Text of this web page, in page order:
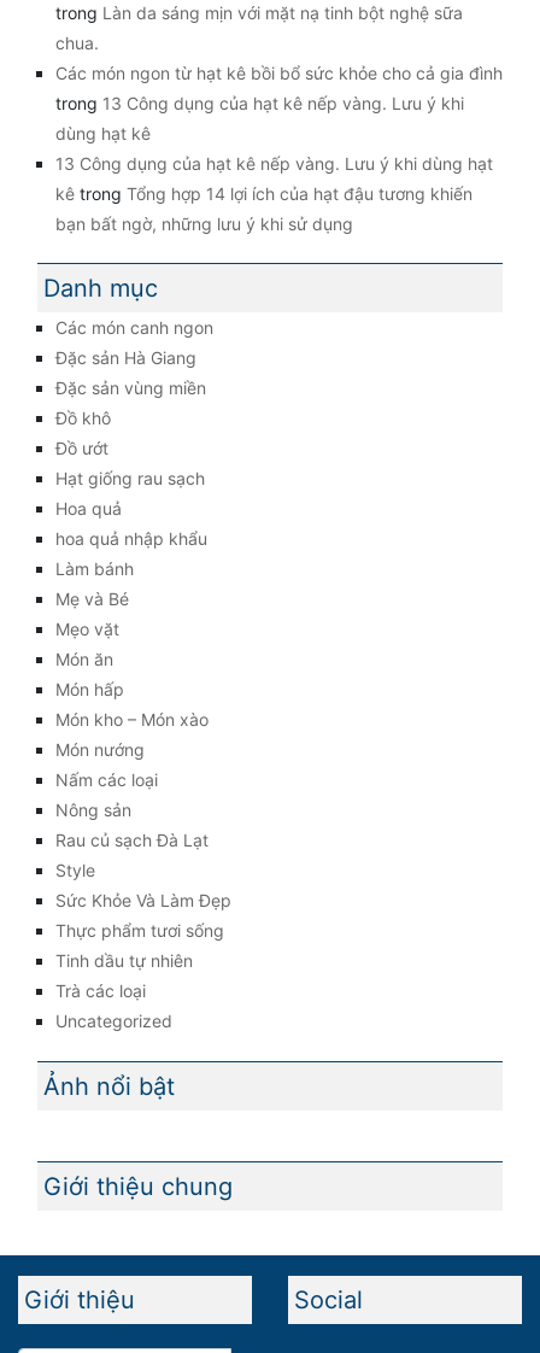
trong Làn da sáng mịn với mặt nạ tinh bột nghệ sữa
chua.
Các món ngon từ hạt kê bồi bổ sức khỏe cho cả gia đình
trong 13 Công dụng của hạt kê nếp vàng. Lưu ý khi
dùng hạt kê
13 Công dụng của hạt kê nếp vàng. Lưu ý khi dùng hạt
kê trong Tổng hợp 14 lợi ích của hạt đậu tương khiến
bạn bất ngờ, những lưu ý khi sử dụng
Danh mục
Các món canh ngon
Đặc sản Hà Giang
Đặc sản vùng miền
Đồ khô
Đồ ướt
Hạt giống rau sạch
Hoa quả
hoa quả nhập khẩu
Làm bánh
Mẹ và Bé
Mẹo vặt
Món ăn
Món hấp
Món kho – Món xào
Món nướng
Nấm các loại
Nông sản
Rau củ sạch Đà Lạt
Style
Sức Khỏe Và Làm Đẹp
Thực phẩm tươi sống
Tinh dầu tự nhiên
Trà các loại
Uncategorized
Ảnh nổi bật
Giới thiệu chung
Giới thiệu Social